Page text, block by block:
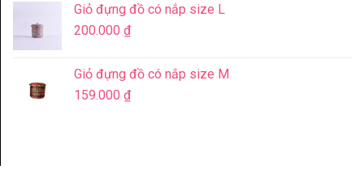
Giỏ đựng đồ có nắp size L
200.000 ₫
Giỏ đựng đồ có nắp size M
159.000 ₫